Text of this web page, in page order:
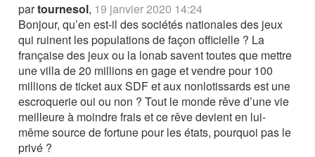
partournesol, 19 janvier 2020 14:24
Bonjour, qu’en est-il des sociétés nationales des jeux
qui ruinent les populations de façon officielle ? La
française des jeux ou la lonab savent toutes que mettre
une villa de 20 millions en gage et vendre pour 100
millions de ticket aux SDF et aux nonlotissards est une
escroquerie oui ou non ? Tout le monde rêve d’une vie
meilleure à moindre frais et ce rêve devient en lui-
même source de fortune pour les états, pourquoi pas le
privé ?